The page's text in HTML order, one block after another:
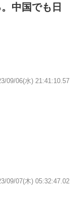
中国でも日
09/06(水) 21:41:10.57
09/07(木) 05:32:47.02